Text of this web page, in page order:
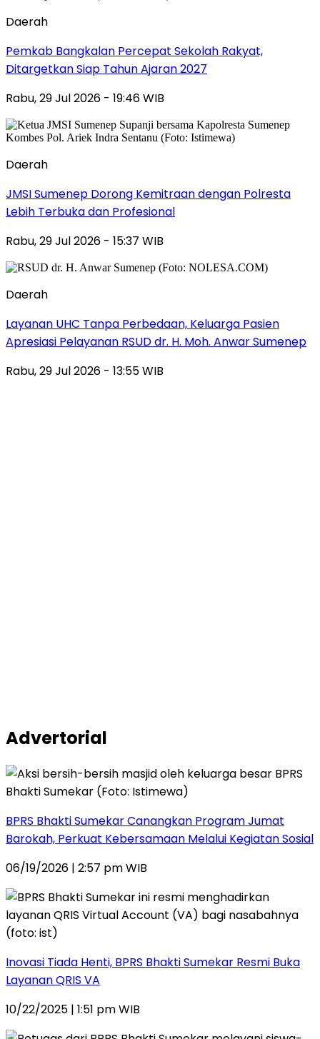
Daerah
Pemkab Bangkalan Percepat Sekolah Rakyat,
Ditargetkan Siap Tahun Ajaran 2027
Rabu, 29 Jul 2026 - 19:46 WIB
Daerah
JMSI Sumenep Dorong Kemitraan dengan Polresta
Lebih Terbuka dan Profesional
Rabu, 29 Jul 2026 - 15:37 WIB
Daerah
Layanan UHC Tanpa Perbedaan, Keluarga Pasien
Apresiasi Pelayanan RSUD dr. H. Moh. Anwar Sumenep
Rabu, 29 Jul 2026 - 13:55 WIB
Advertorial
BPRS Bhakti Sumekar Canangkan Program Jumat
Barokah, Perkuat Kebersamaan Melalui Kegiatan Sosial
06/19/2026 | 2:57 pm WIB
Inovasi Tiada Henti, BPRS Bhakti Sumekar Resmi Buka
Layanan QRIS VA
10/22/2025 | 1:51 pm WIB